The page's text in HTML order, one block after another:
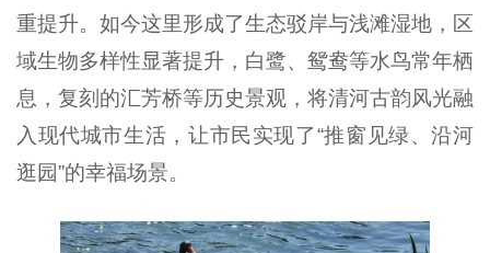
重提升。如今这里形成了生态驳岸与浅滩湿地，区
域生物多样性显著提升，白鹭、鸳鸯等水鸟常年栖
息，复刻的汇芳桥等历史景观，将清河古韵风光融
入现代城市生活，让市民实现了“推窗见绿、沿河
逛园”的幸福场景。